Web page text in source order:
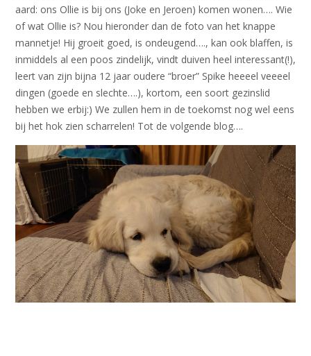
aard: ons Ollie is bij ons (Joke en Jeroen) komen wonen…. Wie
of wat Ollie is? Nou hieronder dan de foto van het knappe
mannetje! Hij groeit goed, is ondeugend…., kan ook blaffen, is
inmiddels al een poos zindelijk, vindt duiven heel interessant(!),
leert van zijn bijna 12 jaar oudere “broer” Spike heeeel veeeel
dingen (goede en slechte….), kortom, een soort gezinslid
hebben we erbij:) We zullen hem in de toekomst nog wel eens
bij het hok zien scharrelen! Tot de volgende blog….